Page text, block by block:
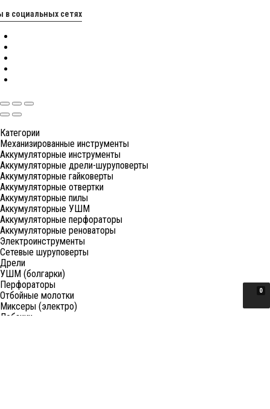
в социальных сетях
0
Категории
Механизированные инструменты
Аккумуляторные инструменты
Аккумуляторные дрели-шуруповерты
Аккумуляторные гайковерты
Аккумуляторные отвертки
Аккумуляторные пилы
Аккумуляторные УШМ
Аккумуляторные перфораторы
Аккумуляторные реноваторы
Электроинструменты
Сетевые шуруповерты
Дрели
УШМ (болгарки)
Перфораторы
Отбойные молотки
Миксеры (электро)
Лобзики